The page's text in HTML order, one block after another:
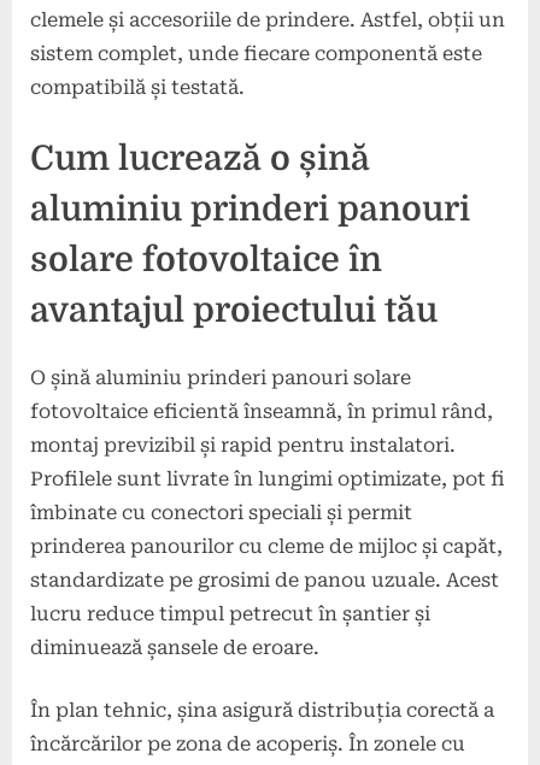
clemele și accesoriile de prindere. Astfel, obții un
sistem complet, unde fiecare componentă este
compatibilă și testată.
Cum lucrează o șină
aluminiu prinderi panouri
solare fotovoltaice în
avantajul proiectului tău
O șină aluminiu prinderi panouri solare
fotovoltaice eficientă înseamnă, în primul rând,
montaj previzibil și rapid pentru instalatori.
Profilele sunt livrate în lungimi optimizate, pot fi
îmbinate cu conectori speciali și permit
prinderea panourilor cu cleme de mijloc și capăt,
standardizate pe grosimi de panou uzuale. Acest
lucru reduce timpul petrecut în șantier și
diminuează șansele de eroare.
În plan tehnic, șina asigură distribuția corectă a
încărcărilor pe zona de acoperiș. În zonele cu